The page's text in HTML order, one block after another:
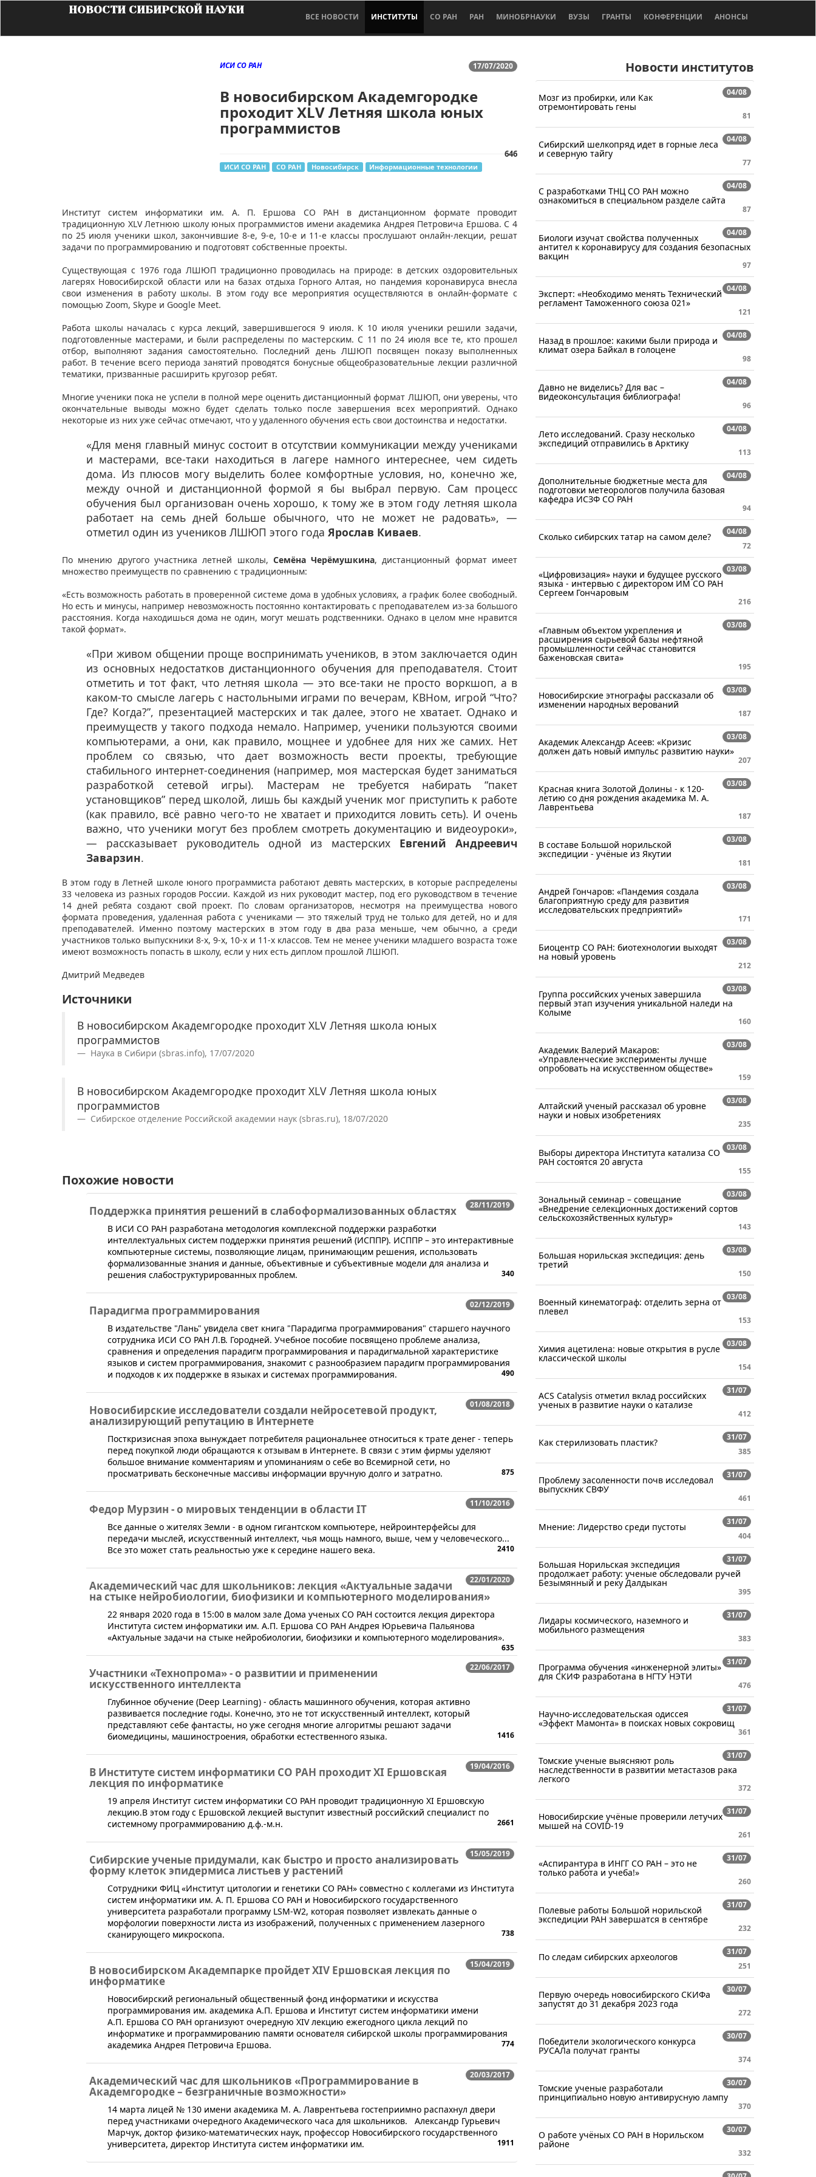
НОВОСТИ СИБИРСКОЙ НАУКИ
ВСЕ НОВОСТИ ИНСТИТУТЫ СО РАН РАН МИНОБРНАУКИ ВУЗЫ ГРАНТЫ КОНФЕРЕНЦИИ АНОНСЫ
17/07/2020
ИСИ СО РАН
В новосибирском Академгородке
проходит XLV Летняя школа юных
программистов
646
ИСИ СО РАН СО РАН Новосибирск Информационные технологии
Институт систем информатики им. А. П. Ершова СО РАН в дистанционном формате проводит
традиционную XLV Летнюю школу юных программистов имени академика Андрея Петровича Ершова. С 4
по 25 июля ученики школ, закончившие 8-е, 9-е, 10-е и 11-е классы прослушают онлайн-лекции, решат
задачи по программированию и подготовят собственные проекты.
Существующая с 1976 года ЛШЮП традиционно проводилась на природе: в детских оздоровительных
лагерях Новосибирской области или на базах отдыха Горного Алтая, но пандемия коронавируса внесла
свои изменения в работу школы. В этом году все мероприятия осуществляются в онлайн-формате с
помощью Zoom, Skype и Google Meet.
Работа школы началась с курса лекций, завершившегося 9 июля. К 10 июля ученики решили задачи,
подготовленные мастерами, и были распределены по мастерским. С 11 по 24 июля все те, кто прошел
отбор, выполняют задания самостоятельно. Последний день ЛШЮП посвящен показу выполненных
работ. В течение всего периода занятий проводятся бонусные общеобразовательные лекции различной
тематики, призванные расширить кругозор ребят.
Многие ученики пока не успели в полной мере оценить дистанционный формат ЛШЮП, они уверены, что
окончательные выводы можно будет сделать только после завершения всех мероприятий. Однако
некоторые из них уже сейчас отмечают, что у удаленного обучения есть свои достоинства и недостатки.
«Для меня главный минус состоит в отсутствии коммуникации между учениками
и мастерами, все-таки находиться в лагере намного интереснее, чем сидеть
дома. Из плюсов могу выделить более комфортные условия, но, конечно же,
между очной и дистанционной формой я бы выбрал первую. Сам процесс
обучения был организован очень хорошо, к тому же в этом году летняя школа
работает на семь дней больше обычного, что не может не радовать», —
отметил один из учеников ЛШЮП этого года Ярослав Киваев.
По мнению другого участника летней школы, Семёна Черёмушкина, дистанционный формат имеет
множество преимуществ по сравнению с традиционным: ​
«Есть возможность работать в проверенной системе дома в удобных условиях, а график более свободный.
Но есть и минусы, например невозможность постоянно контактировать с преподавателем из-за большого
расстояния. Когда находишься дома не один, могут мешать родственники. Однако в целом мне нравится
такой формат».
«При живом общении проще воспринимать учеников, в этом заключается один
из основных недостатков дистанционного обучения для преподавателя. Стоит
отметить и тот факт, что летняя школа — это все-таки не просто воркшоп, а в
каком-то смысле лагерь с настольными играми по вечерам, КВНом, игрой “Что?
Где? Когда?”, презентацией мастерских и так далее, этого не хватает. Однако и
преимуществ у такого подхода немало. Например, ученики пользуются своими
компьютерами, а они, как правило, мощнее и удобнее для них же самих. Нет
проблем со связью, что дает возможность вести проекты, требующие
стабильного интернет-соединения (например, моя мастерская будет заниматься
разработкой сетевой игры). Мастерам не требуется набирать “пакет
установщиков” перед школой, лишь бы каждый ученик мог приступить к работе
(как правило, всё равно чего-то не хватает и приходится ловить сеть). И очень
важно, что ученики могут без проблем смотреть документацию и видеоуроки»,
— рассказывает руководитель одной из мастерских Евгений Андреевич
Заварзин.
В этом году в Летней школе юного программиста работают девять мастерских, в которые распределены
33 человека из разных городов России. Каждой из них руководит мастер, под его руководством в течение
14 дней ребята создают свой проект. По словам организаторов, несмотря на преимущества нового
формата проведения, удаленная работа с учениками — это тяжелый труд не только для детей, но и для
преподавателей. Именно поэтому мастерских в этом году в два раза меньше, чем обычно, а среди
участников только выпускники 8-х, 9-х, 10-х и 11-х классов. Тем не менее ученики младшего возраста тоже
имеют возможность попасть в школу, если у них есть диплом прошлой ЛШЮП.
Дмитрий Медведев
Источники
В новосибирском Академгородке проходит XLV Летняя школа юных
программистов
Наука в Сибири (sbras.info), 17/07/2020
В новосибирском Академгородке проходит XLV Летняя школа юных
программистов
Сибирское отделение Российской академии наук (sbras.ru), 18/07/2020
Похожие новости
28/11/2019
Поддержка принятия решений в слабоформализованных областях
​В ИСИ СО РАН разработана методология комплексной поддержки разработки
интеллектуальных систем поддержки принятия решений (ИСППР). ИСППР – это интерактивные
компьютерные системы, позволяющие лицам, принимающим решения, использовать
формализованные знания и данные, объективные и субъективные модели для анализа и
решения слабоструктурированных проблем.
340
02/12/2019
Парадигма программирования
​​В издательстве "Лань" увидела свет книга "Парадигма программирования" старшего научного
сотрудника ИСИ СО РАН Л.В. Городней. Учебное пособие посвящено проблеме анализа,
сравнения и определения парадигм программирования и парадигмальной характеристике
языков и систем программирования, знакомит с разнообразием парадигм программирования
и подходов к их поддержке в языках и системах программирования.
490
01/08/2018
Новосибирские исследователи создали нейросетевой продукт,
анализирующий репутацию в Интернете
​Посткризисная эпоха вынуждает потребителя рациональнее относиться к трате денег - теперь
перед покупкой люди обращаются к отзывам в Интернете. В связи с этим фирмы уделяют
большое внимание комментариям и упоминаниям о себе во Всемирной сети, но
просматривать бесконечные массивы информации вручную долго и затратно.
875
11/10/2016
Федор Мурзин - о мировых тенденции в области IT
​Все данные о жителях Земли - в одном гигантском компьютере, нейроинтерфейсы для
передачи мыслей, искусственный интеллект, чья мощь намного, выше, чем у человеческого...
Все это может стать реальностью уже к середине нашего века.
2410
22/01/2020
Академический час для школьников: лекция «Актуальные задачи
на стыке нейробиологии, биофизики и компьютерного моделирования»
​22 января 2020 года в 15:00 в малом зале Дома ученых СО РАН состоится лекция директора
Института систем информатики им. А.П. Ершова СО РАН Андрея Юрьевича Пальянова
«Актуальные задачи на стыке нейробиологии, биофизики и компьютерного моделирования».
635
22/06/2017
Участники «Технопрома» - о развитии и применении
искусственного интеллекта
​Глубинное обучение (Deep Learning) - область машинного обучения, которая активно
развивается последние годы. Конечно, это не тот искусственный интеллект, который
представляют себе фантасты, но уже сегодня многие алгоритмы решают задачи
биомедицины, машиностроения, обработки естественного языка.
1416
19/04/2016
В Институте систем информатики СО РАН проходит XI Ершовская
лекция по информатике
​19 апреля Институт систем информатики СО РАН проводит традиционную XI Ершовскую
лекцию.В этом году с Ершовской лекцией выступит известный российский специалист по
системному программированию д.ф.-м.н.
2661
15/05/2019
Сибирские ученые придумали, как быстро и просто анализировать
форму клеток эпидермиса листьев у растений
​Сотрудники ФИЦ «Институт цитологии и генетики СО РАН» совместно с коллегами из Института
систем информатики им. А. П. Ершова СО РАН и Новосибирского государственного
университета разработали программу LSM-W2, которая позволяет извлекать данные о
морфологии поверхности листа из изображений, полученных с применением лазерного
сканирующего микроскопа.
738
15/04/2019
В новосибирском Академпарке пройдет XIV Ершовская лекция по
информатике
​Новосибирский региональный общественный фонд информатики и искусства
программирования им. академика А.П. Ершова и Институт систем информатики имени
А.П. Ершова СО РАН организуют очередную XIV лекцию ежегодного цикла лекций по
информатике и программированию памяти основателя сибирской школы программирования
академика Андрея Петровича Ершова.
774
20/03/2017
Академический час для школьников «Программирование в
Академгородке – безграничные возможности»
​14 марта лицей № 130 имени академика М. А. Лаврентьева гостеприимно распахнул двери
перед участниками очередного Академического часа для школьников. Александр Гурьевич
Марчук, доктор физико-математических наук, профессор Новосибирского государственного
университета, директор Института систем информатики им.
1911
Новости институтов
04/08
Мозг из пробирки, или Как
отремонтировать гены
81
04/08
Сибирский шелкопряд идет в горные леса
и северную тайгу
77
04/08
С разработками ТНЦ СО РАН можно
ознакомиться в специальном разделе сайта
87
04/08
Биологи изучат свойства полученных
антител к коронавирусу для создания безопасных
вакцин
97
04/08
Эксперт: «Необходимо менять Технический
регламент Таможенного союза 021»
121
04/08
Назад в прошлое: какими были природа и
климат озера Байкал в голоцене
98
04/08
Давно не виделись? Для вас –
видеоконсультация библиографа!
96
04/08
Лето исследований. Сразу несколько
экспедиций отправились в Арктику
113
04/08
Дополнительные бюджетные места для
подготовки метеорологов получила базовая
кафедра ИСЗФ СО РАН
94
04/08
Сколько сибирских татар на самом деле?
72
03/08
«Цифровизация» науки и будущее русского
языка - интервью с директором ИМ СО РАН
Сергеем Гончаровым
216
03/08
«Главным объектом укрепления и
расширения сырьевой базы нефтяной
промышленности сейчас становится
баженовская свита»
195
03/08
Новосибирские этнографы рассказали об
изменении народных верований
187
03/08
Академик Александр Асеев: «Кризис
должен дать новый импульс развитию науки»
207
03/08
Красная книга Золотой Долины - к 120-
летию со дня рождения академика М. А.
Лаврентьева
187
03/08
В составе Большой норильской
экспедиции - учёные из Якутии
181
03/08
Андрей Гончаров: «Пандемия создала
благоприятную среду для развития
исследовательских предприятий»
171
03/08
Биоцентр СО РАН: биотехнологии выходят
на новый уровень
212
03/08
Группа российских ученых завершила
первый этап изучения уникальной наледи на
Колыме
160
03/08
Академик Валерий Макаров:
«Управленческие эксперименты лучше
опробовать на искусственном обществе»
159
03/08
Алтайский ученый рассказал об уровне
науки и новых изобретениях
235
03/08
Выборы директора Института катализа СО
РАН состоятся 20 августа
155
03/08
Зональный семинар – совещание
«Внедрение селекционных достижений сортов
сельскохозяйственных культур»
143
03/08
Большая норильская экспедиция: день
третий
150
03/08
Военный кинематограф: отделить зерна от
плевел
153
03/08
Химия ацетилена: новые открытия в русле
классической школы
154
31/07
ACS Catalysis отметил вклад российских
ученых в развитие науки о катализе
412
31/07
Как стерилизовать пластик?
385
31/07
Проблему засоленности почв исследовал
выпускник СВФУ
461
31/07
Мнение: Лидерство среди пустоты
404
31/07
Большая Норильская экспедиция
продолжает работу: ученые обследовали ручей
Безымянный и реку Далдыкан
395
31/07
Лидары космического, наземного и
мобильного размещения
383
31/07
Программа обучения «инженерной элиты»
для СКИФ разработана в НГТУ НЭТИ
476
31/07
Научно-исследовательская одиссея
«Эффект Мамонта» в поисках новых сокровищ
361
31/07
Томские ученые выясняют роль
наследственности в развитии метастазов рака
легкого
372
31/07
Новосибирские учёные проверили летучих
мышей на COVID-19
261
31/07
«Аспирантура в ИНГГ СО РАН – это не
только работа и учеба!»
260
31/07
Полевые работы Большой норильской
экспедиции РАН завершатся в сентябре
232
31/07
По следам сибирских археологов
251
30/07
Первую очередь новосибирского СКИФа
запустят до 31 декабря 2023 года
272
30/07
Победители экологического конкурса
РУСАЛа получат гранты
374
30/07
Томские ученые разработали
принципиально новую антивирусную лампу
370
30/07
О работе учёных СО РАН в Норильском
районе
332